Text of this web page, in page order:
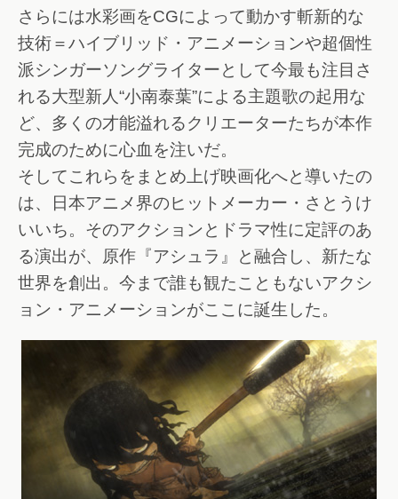
さらには水彩画をCGによって動かす斬新的な
技術＝ハイブリッド・アニメーションや超個性
派シンガーソングライターとして今最も注目さ
れる大型新人“小南泰葉”による主題歌の起用な
ど、多くの才能溢れるクリエーターたちが本作
完成のために心血を注いだ。
そしてこれらをまとめ上げ映画化へと導いたの
は、日本アニメ界のヒットメーカー・さとうけ
いいち。そのアクションとドラマ性に定評のあ
る演出が、原作『アシュラ』と融合し、新たな
世界を創出。今まで誰も観たこともないアクシ
ョン・アニメーションがここに誕生した。